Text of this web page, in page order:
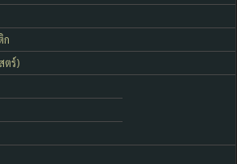
ก
ตร์)